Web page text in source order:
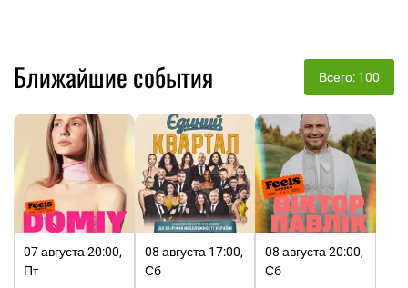
Ближайшие события Всего: 100
07 августа 20:00,
Пт
08 августа 17:00,
Сб
08 августа 20:00,
Сб